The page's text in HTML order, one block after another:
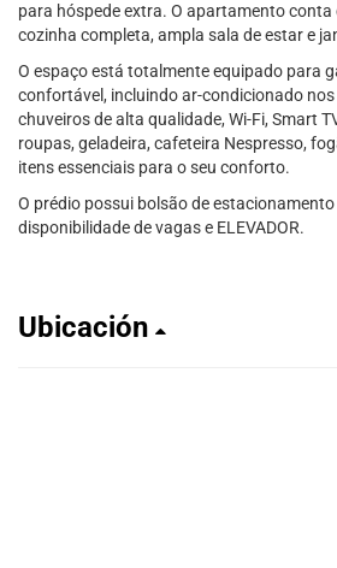
para hóspede extra. O apartamento conta
cozinha completa, ampla sala de estar e
O espaço está totalmente equipado para
confortável, incluindo ar-condicionado
chuveiros de alta qualidade, Wi-Fi, Smart
roupas, geladeira, cafeteira Nespresso,
itens essenciais para o seu conforto.
O prédio possui bolsão de
disponibilidade de vagas e ELEVADOR.
Ubicación